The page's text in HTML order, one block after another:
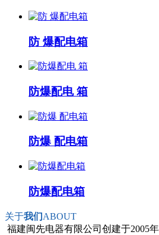
防 爆配电箱
防爆配电 箱
防爆 配电箱
防爆配电箱
关于我们ABOUT
福建闽先电器有限公司创建于2005